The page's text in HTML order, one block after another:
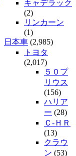
キャデラック
(2)
リンカーン
(1)
日本車 (2,985)
トヨタ
(2,017)
５０プ
リウス
(156)
ハリア
ー (28)
Ｃ-ＨＲ
(13)
クラウ
ン (53)